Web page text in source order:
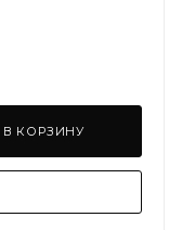
В КОРЗИНУ